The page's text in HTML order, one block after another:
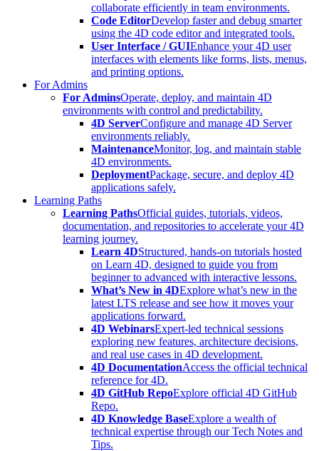
collaborate efficiently in team environments.
Code EditorDevelop faster and debug smarter
using the 4D code editor and integrated tools.
User Interface / GUIEnhance your 4D user
interfaces with elements like forms, lists, menus,
and printing options.
For Admins
For AdminsOperate, deploy, and maintain 4D
environments with control and predictability.
4D ServerConfigure and manage 4D Server
environments reliably.
MaintenanceMonitor, log, and maintain stable
4D environments.
DeploymentPackage, secure, and deploy 4D
applications safely.
Learning Paths
Learning PathsOfficial guides, tutorials, videos,
documentation, and repositories to accelerate your 4D
learning journey.
Learn 4DStructured, hands-on tutorials hosted
on Learn 4D, designed to guide you from
beginner to advanced with interactive lessons.
What’s New in 4DExplore what’s new in the
latest LTS release and see how it moves your
applications forward.
4D WebinarsExpert-led technical sessions
exploring new features, architecture decisions,
and real use cases in 4D development.
4D DocumentationAccess the official technical
reference for 4D.
4D GitHub RepoExplore official 4D GitHub
Repo.
4D Knowledge BaseExplore a wealth of
technical expertise through our Tech Notes and
Tips.